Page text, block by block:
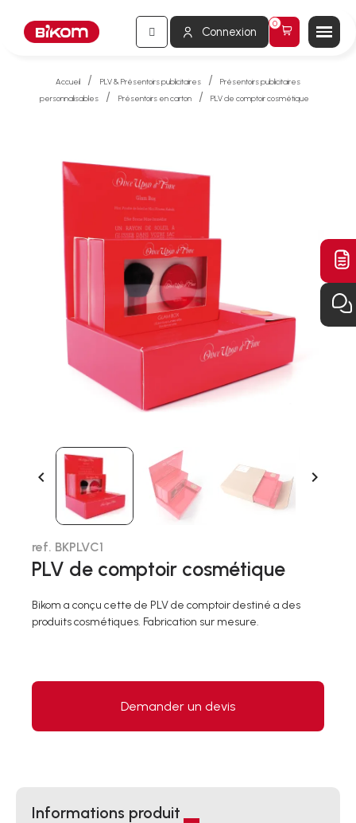
Connexion
Accueil PLV & Présentoirs publicitaires
Présentoirs publicitaires
personnalisables
Présentoirs en carton PLV de comptoir cosmétique
 
ref. BKPLVC1
PLV de comptoir cosmétique
Bikom a conçu cette de PLV de comptoir destiné a des
produits cosmétiques. Fabrication sur mesure.
Demander un devis
Informations produit